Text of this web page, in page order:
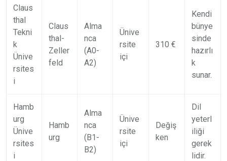
Claus
thal
Tekni
k
Ünive
rsites
i
Claus
thal-
Zeller
feld
Alma
nca
(A0-
A2)
Ünive
rsite
içi
310 €
Kendi
bünye
sinde
hazırlı
k
sunar.
Hamb
urg
Ünive
rsites
i
Hamb
urg
Alma
nca
(B1-
B2)
Ünive
rsite
içi
Değiş
ken
Dil
yeterl
iliği
gerek
lidir.